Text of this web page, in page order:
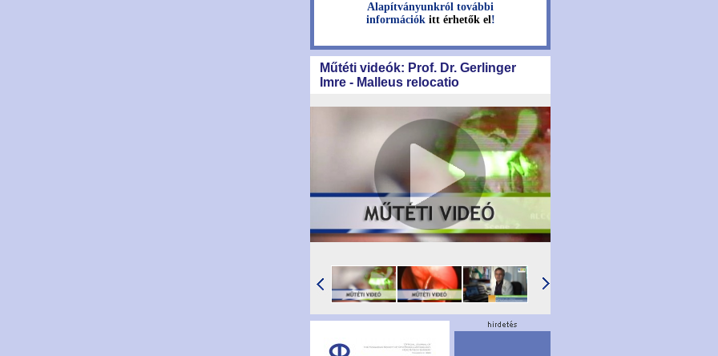
Alapítványunkról további
információk itt érhetők el!
Műtéti videók: Prof. Dr. Gerlinger
Imre - Malleus relocatio